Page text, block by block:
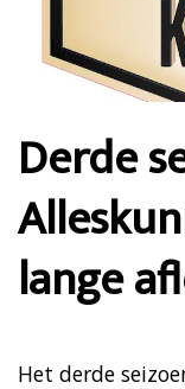
Derde
lange
Het derde